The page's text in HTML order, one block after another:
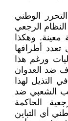
الوطني
الرجعي
وهكذا
أطرافها
ورغم هذا
ضد العدوان
التذيل لهذا
الشعبي ضد
الحاكمة
أي التباين